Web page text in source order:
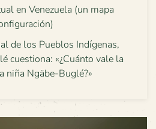
en Venezuela (un mapa
de los Pueblos Indígenas,
cuestiona: «¿Cuánto vale la
niña Ngäbe-Buglé?»